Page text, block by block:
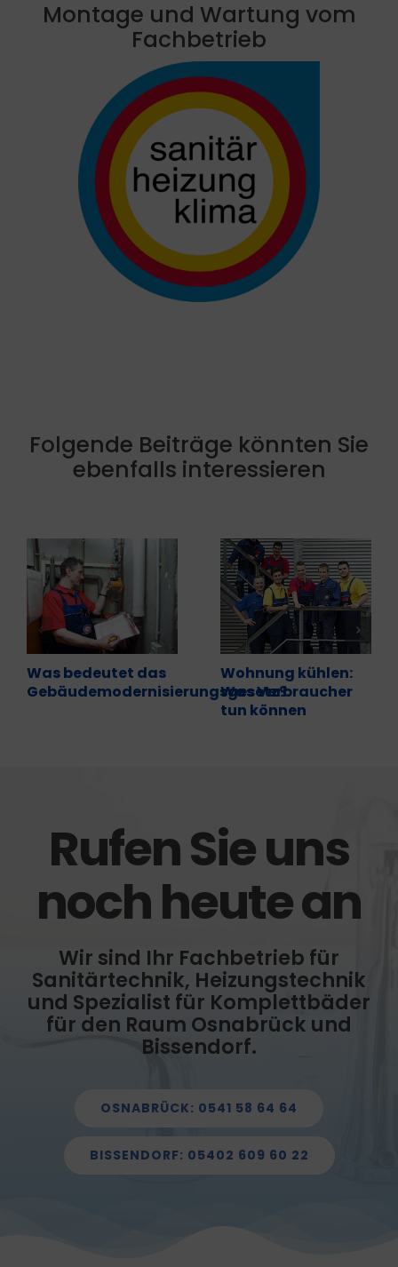
Montage und Wartung vom
Fachbetrieb
Folgende Beiträge könnten Sie
ebenfalls interessieren
Was bedeutet das
Gebäudemodernisierungsgesetz?
Wohnung kühlen:
Was Verbraucher
tun können
Rufen Sie uns
noch heute an
Wir sind Ihr Fachbetrieb für
Sanitärtechnik, Heizungstechnik
und Spezialist für Komplettbäder
für den Raum Osnabrück und
Bissendorf.
OSNABRÜCK: 0541 58 64 64
BISSENDORF: 05402 609 60 22